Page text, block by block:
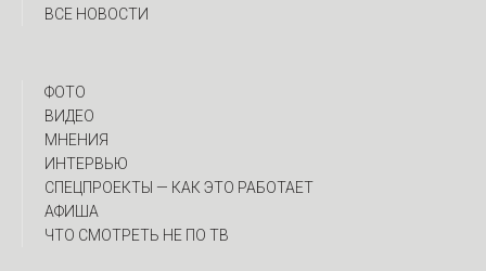
ВСЕ НОВОСТИ
ФОТО
ВИДЕО
МНЕНИЯ
ИНТЕРВЬЮ
CПЕЦПРОЕКТЫ — КАК ЭТО РАБОТАЕТ
АФИША
ЧТО СМОТРЕТЬ НЕ ПО ТВ